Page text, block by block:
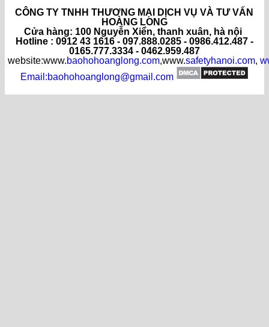
CÔNG TY TNHH THƯƠNG MẠI DỊCH VỤ VÀ TƯ VẤN
HOÀNG LONG
Cửa hàng: 100 Nguyễn Xiển, thanh xuân, hà nội
Hotline : 0912 43 1616 - 097.888.0285 - 0986.412.487 -
0165.777.3334 - 0462.959.487
website:www.baohohoanglong.com,www.safetyhanoi.com,
Email:baohohoanglong@gmail.com